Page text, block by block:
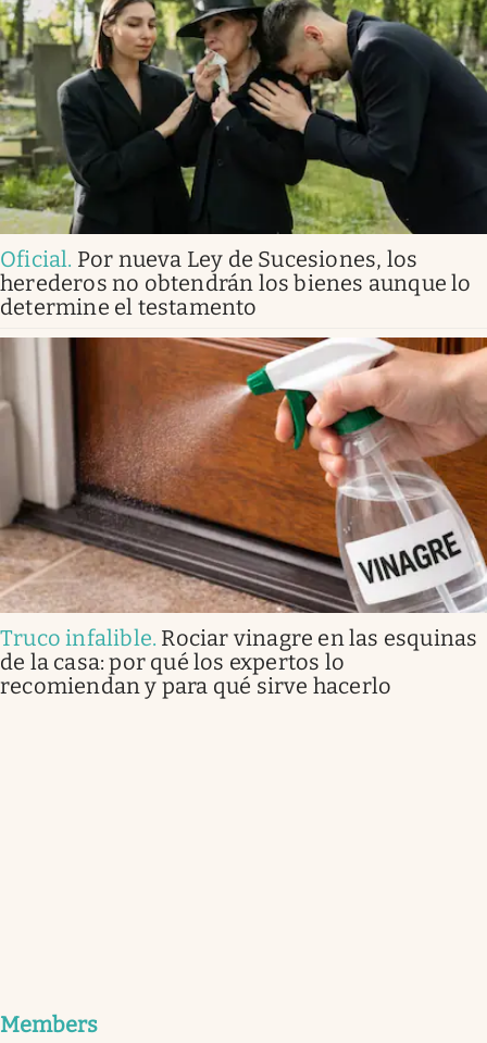
Oficial. Por nueva Ley de Sucesiones, los
herederos no obtendrán los bienes aunque lo
determine el testamento
Truco infalible. Rociar vinagre en las esquinas
de la casa: por qué los expertos lo
recomiendan y para qué sirve hacerlo
Members